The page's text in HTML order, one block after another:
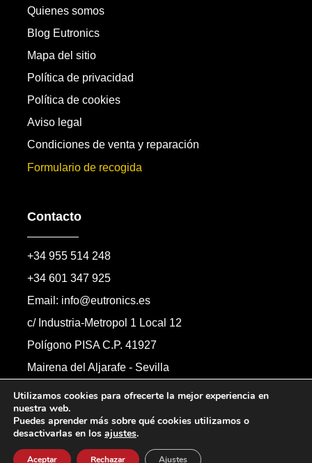
Quienes somos
Blog Eutronics
Mapa del sitio
Política de privacidad
Política de cookies
Aviso legal
Condiciones de venta y reparación
Formulario de recogida
Contacto
+34 955 514 248
+34 601 347 925
Email: info@eutronics.es
c/ Industria-Metropol 1 Local 12
Polígono PISA C.P. 41927
Mairena del Aljarafe - Sevilla
Formulario de contacto
Todos los derechos reservados.
Utilizamos cookies para ofrecerte la mejor experiencia en
nuestra web.
Puedes aprender más sobre qué cookies utilizamos o
desactivarlas en los ajustes.
Aceptar Rechazar Ajustes